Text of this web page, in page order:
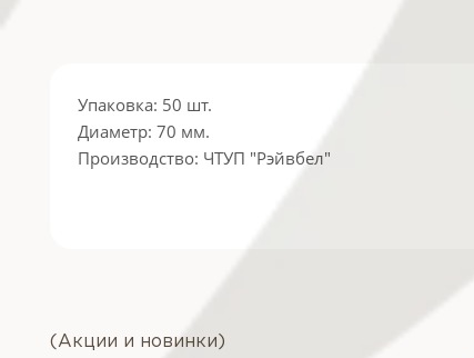
Упаковка: 50 шт.
Диаметр: 70 мм.
Производство: ЧТУП "Рэйвбел"
(Акции и новинки)